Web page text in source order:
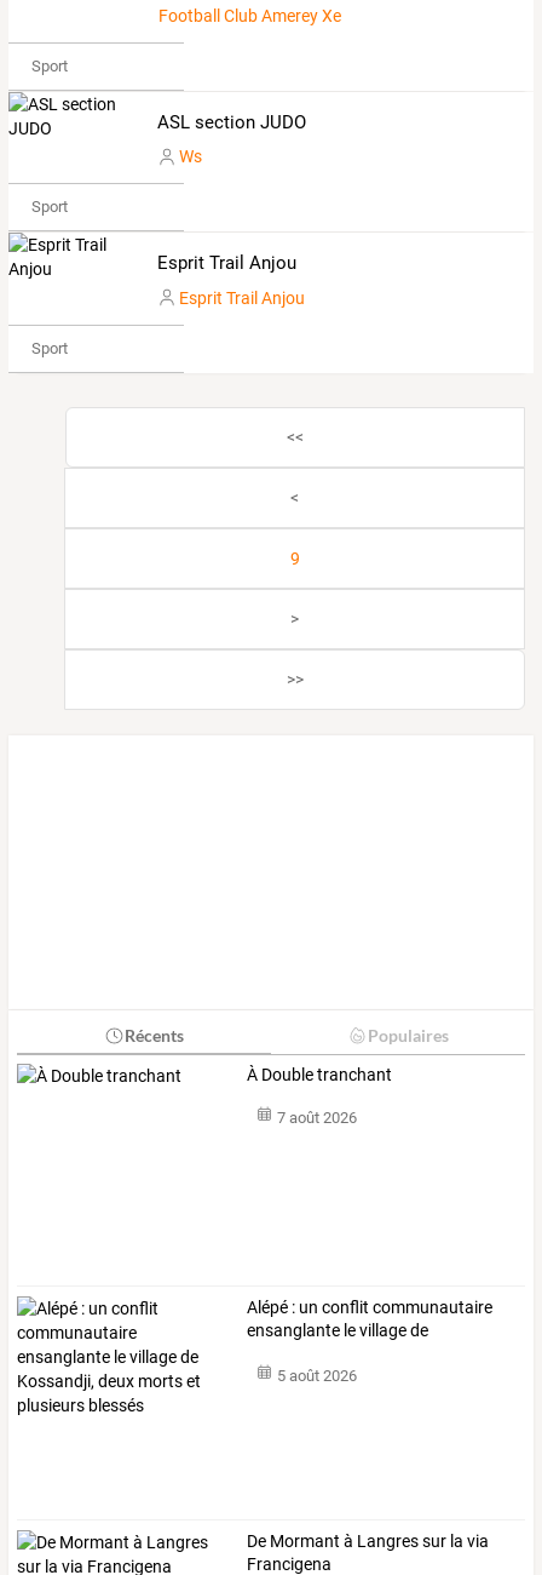
Football Club Amerey Xertigny
Sport
ASL section JUDO
Ws
Sport
Esprit Trail Anjou
Esprit Trail Anjou
Sport
<<
<
9
>
>>
Récents Populaires
À Double tranchant
7 août 2026
Alépé : un conflit communautaire
ensanglante levillagede
5 août 2026
De Mormant à Langres sur la via
Francigena